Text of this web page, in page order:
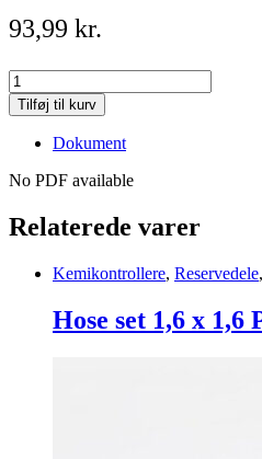
93,99 kr.
Lagervæske
til
PH
Redox
sensorer
quantity
Tilføj til kurv
Dokument
No PDF available
Relaterede varer
Kemikontrollere, Reservedele,
Hose set 1,6 x 1,6